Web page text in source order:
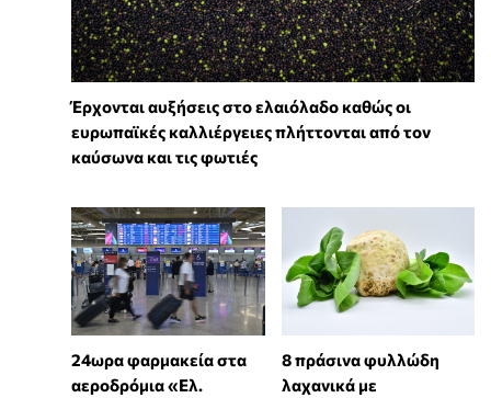
Έρχονται αυξήσεις στο ελαιόλαδο καθώς οι
ευρωπαϊκές καλλιέργειες πλήττονται από τον
καύσωνα και τις φωτιές
24ωρα φαρμακεία στα
αεροδρόμια «Ελ.
8 πράσινα φυλλώδη
λαχανικά με